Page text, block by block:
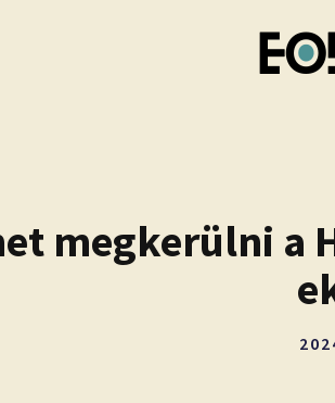
megkerülni a